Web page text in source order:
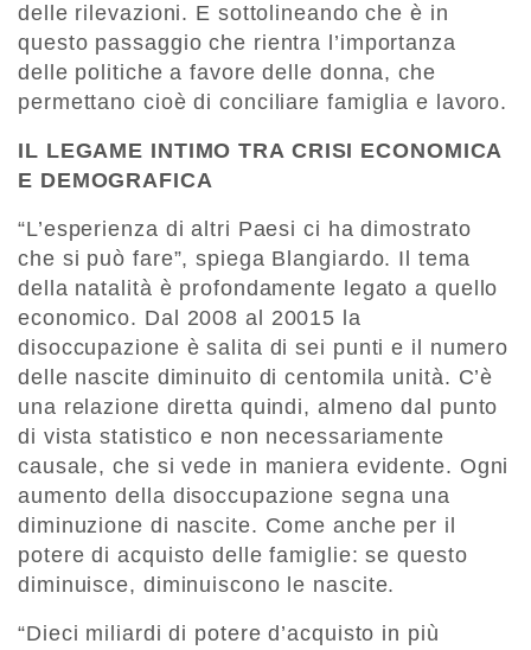
delle rilevazioni. E sottolineando che è in
questo passaggio che rientra l’importanza
delle politiche a favore delle donna, che
permettano cioè di conciliare famiglia e lavoro.
IL LEGAME INTIMO TRA CRISI ECONOMICA
E DEMOGRAFICA
“L’esperienza di altri Paesi ci ha dimostrato
che si può fare”, spiega Blangiardo. Il tema
della natalità è profondamente legato a quello
economico. Dal 2008 al 20015 la
disoccupazione è salita di sei punti e il numero
delle nascite diminuito di centomila unità. C’è
una relazione diretta quindi, almeno dal punto
di vista statistico e non necessariamente
causale, che si vede in maniera evidente. Ogni
aumento della disoccupazione segna una
diminuzione di nascite. Come anche per il
potere di acquisto delle famiglie: se questo
diminuisce, diminuiscono le nascite.
“Dieci miliardi di potere d’acquisto in più